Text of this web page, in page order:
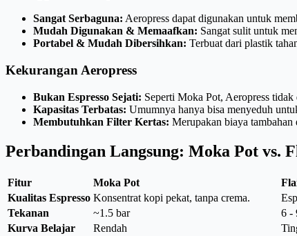
Sangat Serbaguna: Aeropress dapat digunakan untuk
Mudah Digunakan & Memaafkan: Sangat sulit untuk
Portabel & Mudah Dibersihkan: Terbuat dari plastik
Kekurangan Aeropress
Bukan Espresso Sejati: Seperti Moka Pot, Aeropress
Kapasitas Terbatas: Umumnya hanya bisa menyeduh
Membutuhkan Filter Kertas: Merupakan biaya
Perbandingan Langsung: Moka Pot vs.
Fitur Moka Pot
Kualitas Espresso Konsentrat kopi pekat, tanpa crema.
Tekanan
~1.5 bar 6 -
Kurva Belajar
Rendah